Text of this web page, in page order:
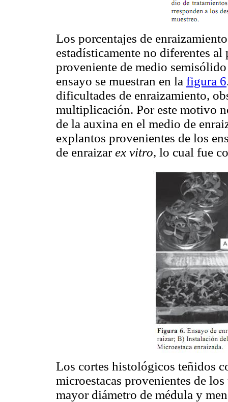
Los porcentajes de
estadísticamente no diferentes
proveniente de medio
ensayo se muestran en la figura 6
dificultades de enraizamiento,
multiplicación. Por este motivo
de la auxina en el medio de
explantos provenientes de los
de enraizarex vitro, lo cual fue
Los cortes histológicos teñidos
microestacas provenientes de
mayor diámetro de médula y